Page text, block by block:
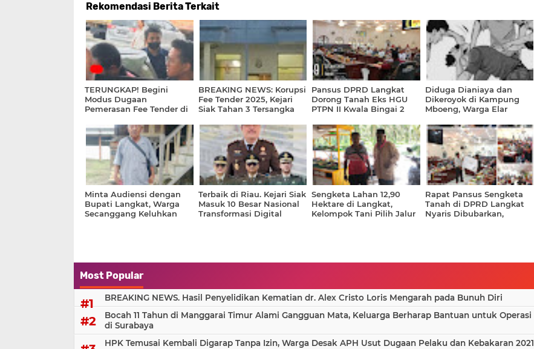
Rekomendasi Berita Terkait
TERUNGKAP! Begini
Modus Dugaan
Pemerasan Fee Tender di
BREAKING NEWS: Korupsi
Fee Tender 2025, Kejari
Siak Tahan 3 Tersangka
Pansus DPRD Langkat
Dorong Tanah Eks HGU
PTPN II Kwala Bingai 2
Agraria, Utamakan
Masyarakat Adat Ulayat
Diduga Dianiaya dan
Dikeroyok di Kampung
Mboeng, Warga Elar
Minta Audiensi dengan
Bupati Langkat, Warga
Secanggang Keluhkan
Terbaik di Riau. Kejari Siak
Masuk 10 Besar Nasional
Transformasi Digital
Sengketa Lahan 12,90
Hektare di Langkat,
Kelompok Tani Pilih Jalur
Rapat Pansus Sengketa
Tanah di DPRD Langkat
Nyaris Dibubarkan,
Most Popular
BREAKING NEWS. Hasil Penyelidikan Kematian dr. Alex Cristo Loris Mengarah pada Bunuh Diri
Bocah 11 Tahun di Manggarai Timur Alami Gangguan Mata, Keluarga Berharap Bantuan untuk Operasi
di Surabaya
HPK Temusai Kembali Digarap Tanpa Izin, Warga Desak APH Usut Dugaan Pelaku dan Kebakaran 2021